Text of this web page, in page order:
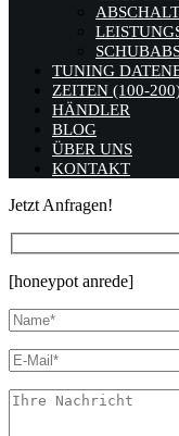
TUNING
ZEITEN (100-
HÄNDLER
BLOG
ÜBER UNS
KONTAKT
Jetzt Anfragen!
[honeypot anrede]